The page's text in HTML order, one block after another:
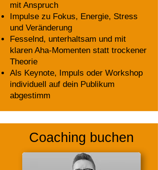
mit Anspruch
Impulse zu Fokus, Energie, Stress
und Veränderung
Fesselnd, unterhaltsam und mit
klaren Aha-Momenten statt trockener
Theorie
Als Keynote, Impuls oder Workshop
individuell auf dein Publikum
abgestimm
Coaching buchen